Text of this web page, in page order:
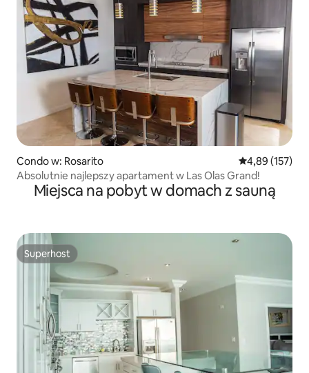
Condo w: Rosarito Średnia
4,89 (157)
Absolutnie najlepszy apartament w Las Olas Grand!
Miejsca na pobyt w domach z sauną
Superhost
Superhost